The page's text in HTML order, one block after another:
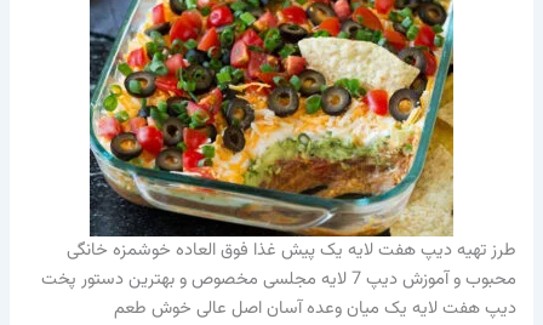
طرز تهیه دیپ هفت لایه یک پیش غذا فوق العاده خوشمزه خانگی
محبوب و آموزش دیپ 7 لایه مجلسی مخصوص و بهترین دستور پخت
دیپ هفت لایه یک میان وعده آسان اصل عالی خوش طعم